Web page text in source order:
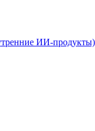
ИИ-продукты)